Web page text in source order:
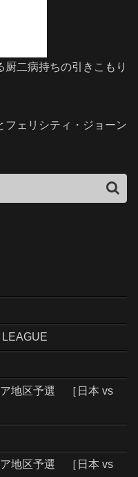
二病持ちの引きこもり
フェリシティ・ジョーン
地区予選 ［日本 vs
地区予選 ［日本 vs